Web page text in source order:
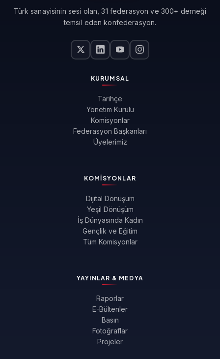
Türk sanayisinin sesi olan, 31 federasyon ve 300+ derneği
temsil eden konfederasyon.
KURUMSAL
Tarihçe
Yönetim Kurulu
Komisyonlar
Federasyon Başkanları
Üyelerimiz
KOMISYONLAR
Dijital Dönüşüm
Yeşil Dönüşüm
İş Dünyasında Kadın
Gençlik ve Eğitim
Tüm Komisyonlar
YAYINLAR & MEDYA
Raporlar
E-Bültenler
Basın
Fotoğraflar
Projeler